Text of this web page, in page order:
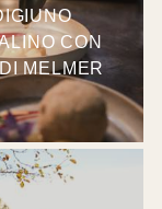
CON
MELMER